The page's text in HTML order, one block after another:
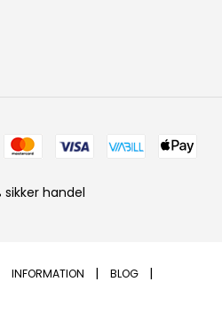
sikker handel
INFORMATION
BLOG